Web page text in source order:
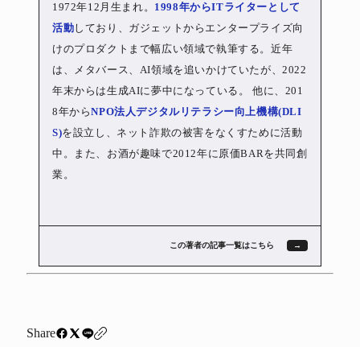
1972年12月生まれ。 1998年からITライターとして
活動しており、ガジェットからエンタープライズ向
けのプロダクトまで幅広い領域で執筆する。近年
は、メタバース、AI領域を追いかけていたが、2022
年末からは生成AIに夢中になっている。 他に、201
8年からNPO法人デジタルリテラシー向上機構(DLI
S)を設立し、ネット詐欺の被害をなくすために活動
中。また、お酒が趣味で2012年に原価BARを共同創
業。
この著者の記事一覧はこちら
Share